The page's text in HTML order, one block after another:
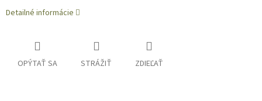
Detailné informácie
OPÝTAŤ SA STRÁŽIŤ ZDIEĽAŤ